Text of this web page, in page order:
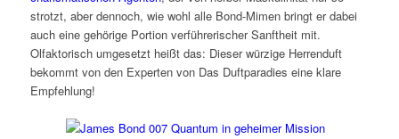
strotzt, aber dennoch, wie wohl alle Bond-Mimen bringt er dabei
auch eine gehörige Portion verführerischer Sanftheit mit.
Olfaktorisch umgesetzt heißt das: Dieser würzige Herrenduft
bekommt von den Experten von Das Duftparadies eine klare
Empfehlung!